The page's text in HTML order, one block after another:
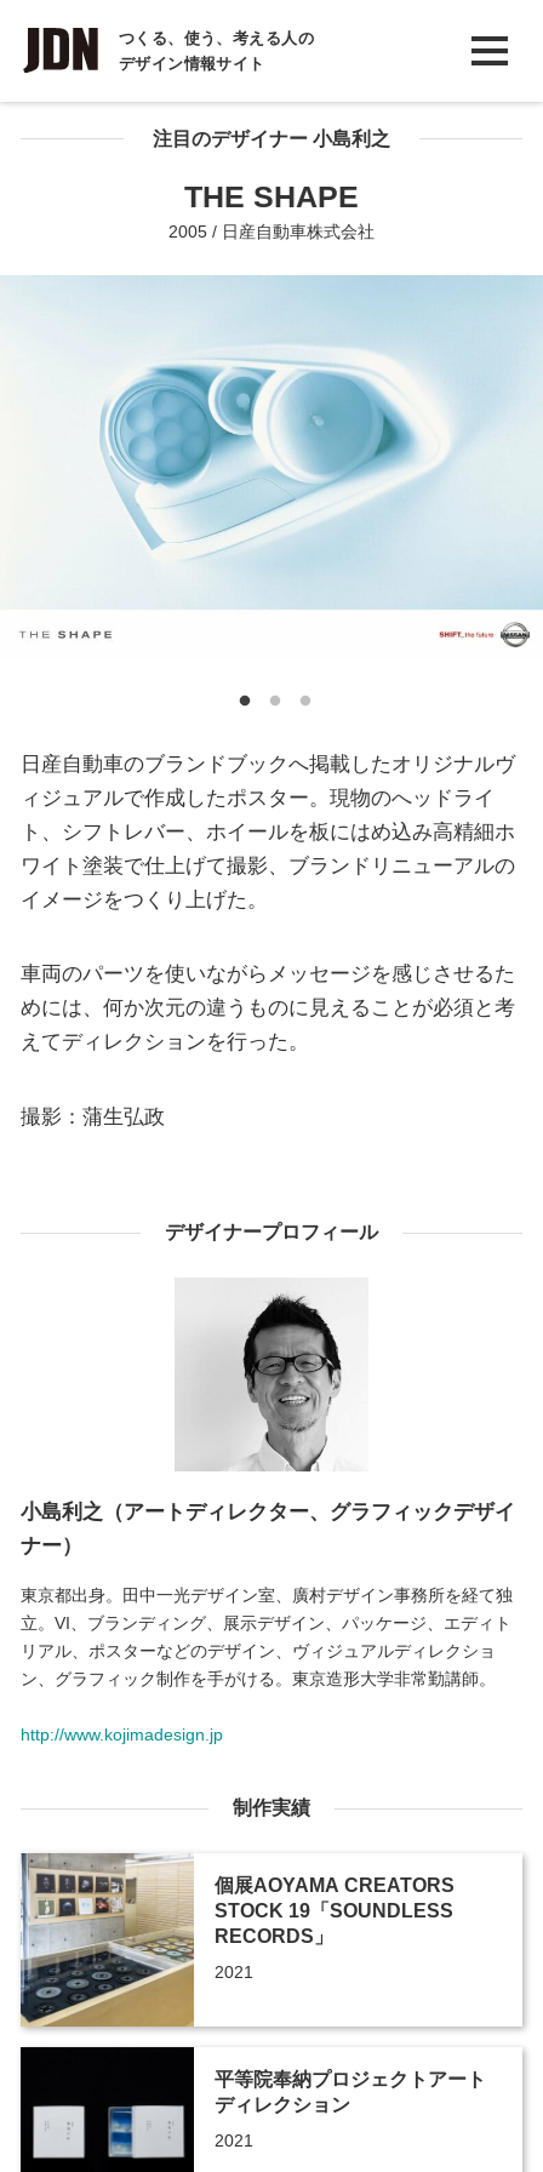
つくる、使う、考える人の
デザイン情報サイト
INTERVIEW
インタビュー
REPORT
COLUMN
注目のデザイナー 小島利之
THE SHAPE
2005 / 日産自動車株式会社
日産自動車のブランドブックへ掲載したオリジナルヴ
ィジュアルで作成したポスター。現物のへッドライ
ト、シフトレバー、ホイールを板にはめ込み高精細ホ
ワイト塗装で仕上げて撮影、ブランドリニューアルの
イメージをつくり上げた。
車両のパーツを使いながらメッセージを感じさせるた
めには、何か次元の違うものに見えることが必須と考
えてディレクションを行った。
撮影：蒲生弘政
デザイナープロフィール
小島利之（アートディレクター、グラフィックデザイ
ナー）
東京都出身。田中一光デザイン室、廣村デザイン事務所を経て独
立。VI、ブランディング、展示デザイン、パッケージ、エディト
リアル、ポスターなどのデザイン、ヴィジュアルディレクショ
ン、グラフィック制作を手がける。東京造形大学非常勤講師。
http://www.kojimadesign.jp
制作実績
個展AOYAMA CREATORS
STOCK 19「SOUNDLESS
RECORDS」
2021
平等院奉納プロジェクトアート
ディレクション
2021